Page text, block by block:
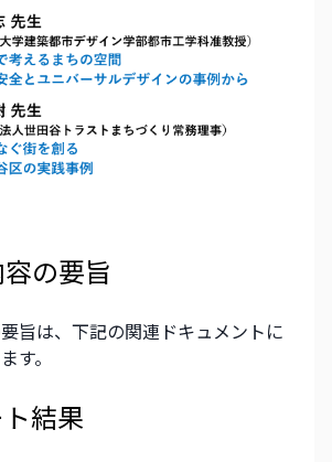
の要旨
旨は、下記の関連ドキュメントに
す。
結果